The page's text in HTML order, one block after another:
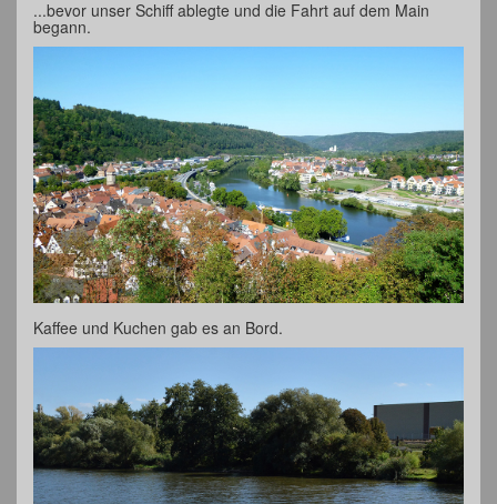
...bevor unser Schiff ablegte und die Fahrt auf dem Main
begann.
Kaffee und Kuchen gab es an Bord.